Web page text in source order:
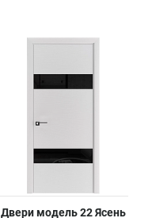
Двери модель 22 Ясень